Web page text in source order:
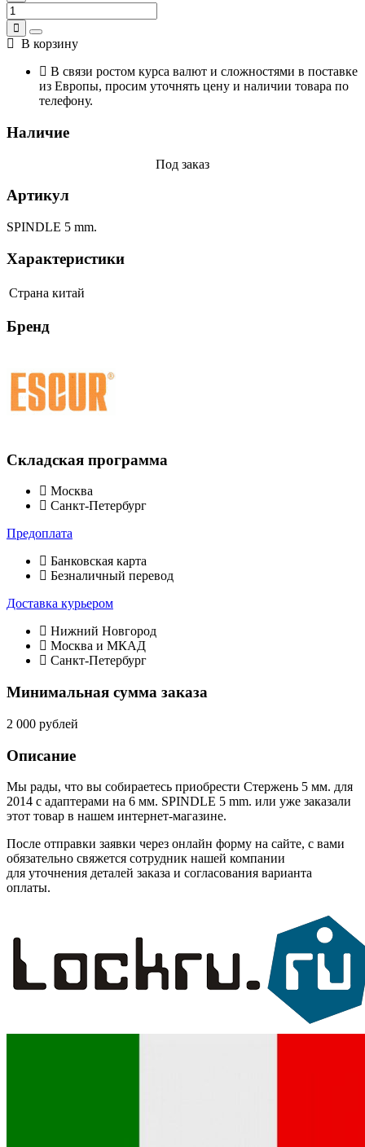
В корзину
В связи ростом курса валют и сложностями в поставке
из Европы, просим уточнять цену и наличии товара по
телефону.
Наличие
Под заказ
Артикул
SPINDLE 5 mm.
Характеристики
Страна китай
Бренд
Складская программа
Москва
Санкт-Петербург
Предоплата
Банковская карта
Безналичный перевод
Доставка курьером
Нижний Новгород
Москва и МКАД
Санкт-Петербург
Минимальная сумма заказа
2 000 рублей
Описание
Мы рады, что вы собираетесь приобрести Стержень 5 мм. для
2014 с адаптерами на 6 мм. SPINDLE 5 mm. или уже заказали
этот товар в нашем интернет-магазине.
После отправки заявки через онлайн форму на сайте, с вами
обязательно свяжется сотрудник нашей компании
для уточнения деталей заказа и согласования варианта
оплаты.